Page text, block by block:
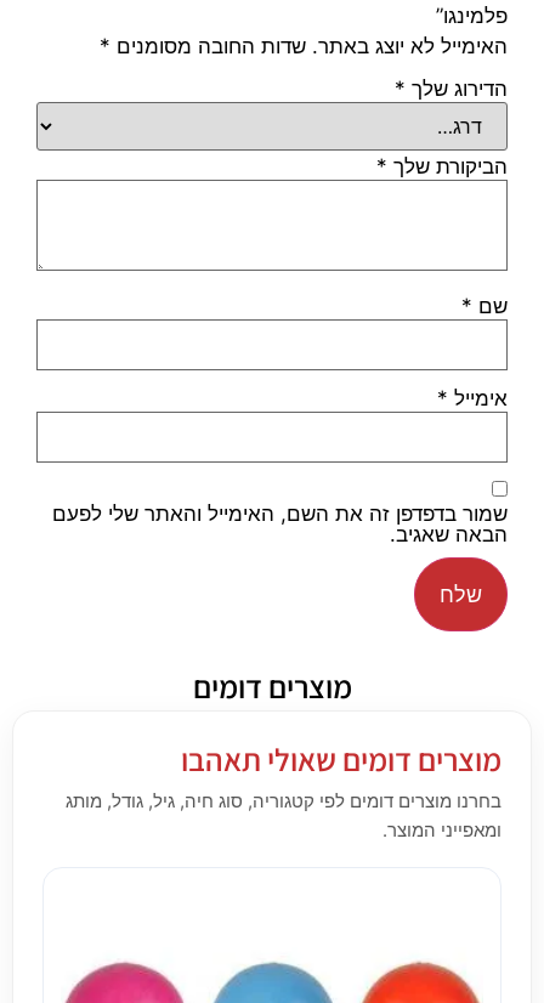
פלמינגו”
האימייל לא יוצג באתר. שדות החובה מסומנים *
הדירוג שלך *
הביקורת שלך *
שם *
אימייל *
שמור בדפדפן זה את השם, האימייל והאתר שלי לפעם
הבאה שאגיב.
מוצרים דומים
מוצרים דומים שאולי תאהבו
בחרנו מוצרים דומים לפי קטגוריה, סוג חיה, גיל, גודל, מותג
ומאפייני המוצר.